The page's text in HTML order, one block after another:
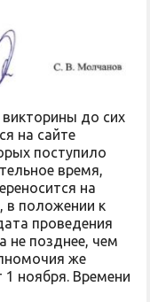
до сих
на сайте
поступило
время,
на
в положении к
проведения
не позднее, чем
же
1 ноября. Времени